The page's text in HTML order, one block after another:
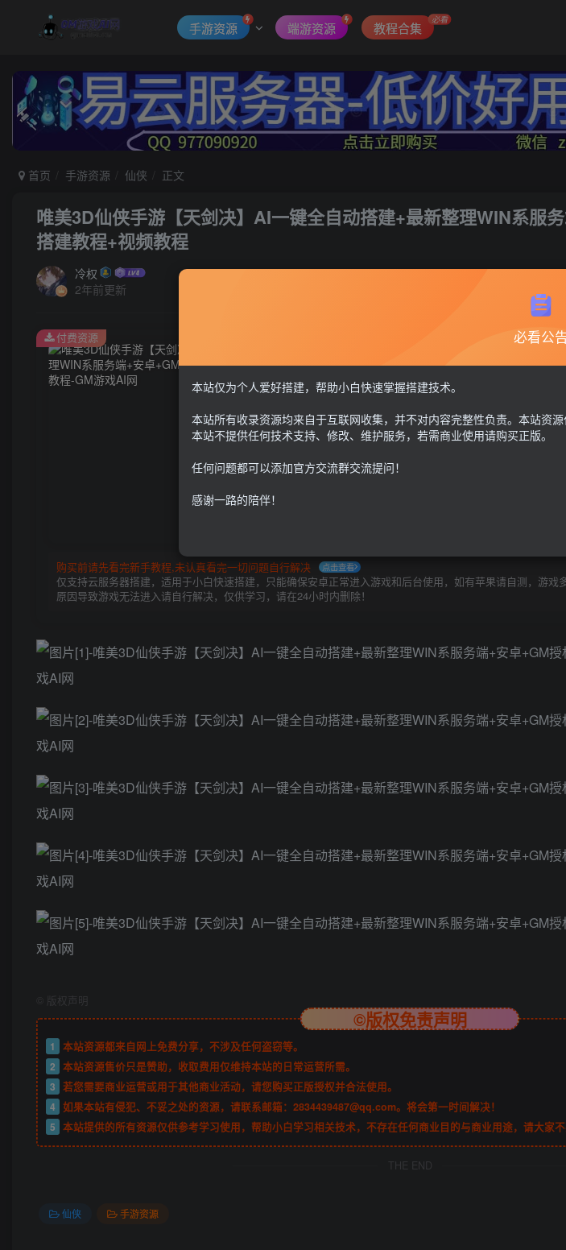
手游资源 端游资源 教程合集
必看
首页 手游资源 仙侠 正文
唯美3D仙侠手游【天剑决】AI一键全自动搭建+最新整理WIN系服
搭建教程+视频教程
冷权
2年前更新
此内容为付费资源，请付费后查看
G币30 限时特惠
G币 100
个人会员
购买前请先看完新手教程,未认真看完一切问题自行解决 点击查看
仅支持云服务器搭建，适用于小白快速搭建，只能确保安卓正常进入游戏和后台使用，如有苹果请自测，游戏
原因导致游戏无法进入请自行解决，仅供学习，请在24小时内删除！
付费资源
版权声明
©版权免责声明
1
本站资源都来自网上免费分享，不涉及任何盗窃等。
2 本站资源售价只是赞助，收取费用仅维持本站的日常运营所需。
3 若您需要商业运营或用于其他商业活动，请您购买正版授权并合法使用。
4 如果本站有侵犯、不妥之处的资源，请联系邮箱：2834439487@qq.com。将会第一时间解决！
5 本站提供的所有资源仅供参考学习使用，帮助小白学习相关技术，不存在任何商业目的与商业用途，请大家不
THE END
仙侠 手游资源
必看公
本站仅为个人爱好搭建，帮助小白快速掌握搭建技术。
本站所有收录资源均来自于互联网收集，并不对内容完整性负责。本站资
本站不提供任何技术支持、修改、维护服务，若需商业使用请购买正版。
任何问题都可以添加官方交流群交流提问！
感谢一路的陪伴！